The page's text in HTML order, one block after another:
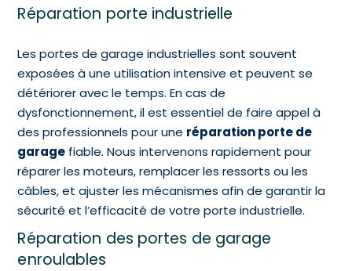
Réparation porte industrielle
Les portes de garage industrielles sont souvent
exposées à une utilisation intensive et peuvent se
détériorer avec le temps. En cas de
dysfonctionnement, il est essentiel de faire appel à
des professionnels pour une réparation porte de
garage fiable. Nous intervenons rapidement pour
réparer les moteurs, remplacer les ressorts ou les
câbles, et ajuster les mécanismes afin de garantir la
sécurité et l’efficacité de votre porte industrielle.
Réparation des portes de garage
enroulables